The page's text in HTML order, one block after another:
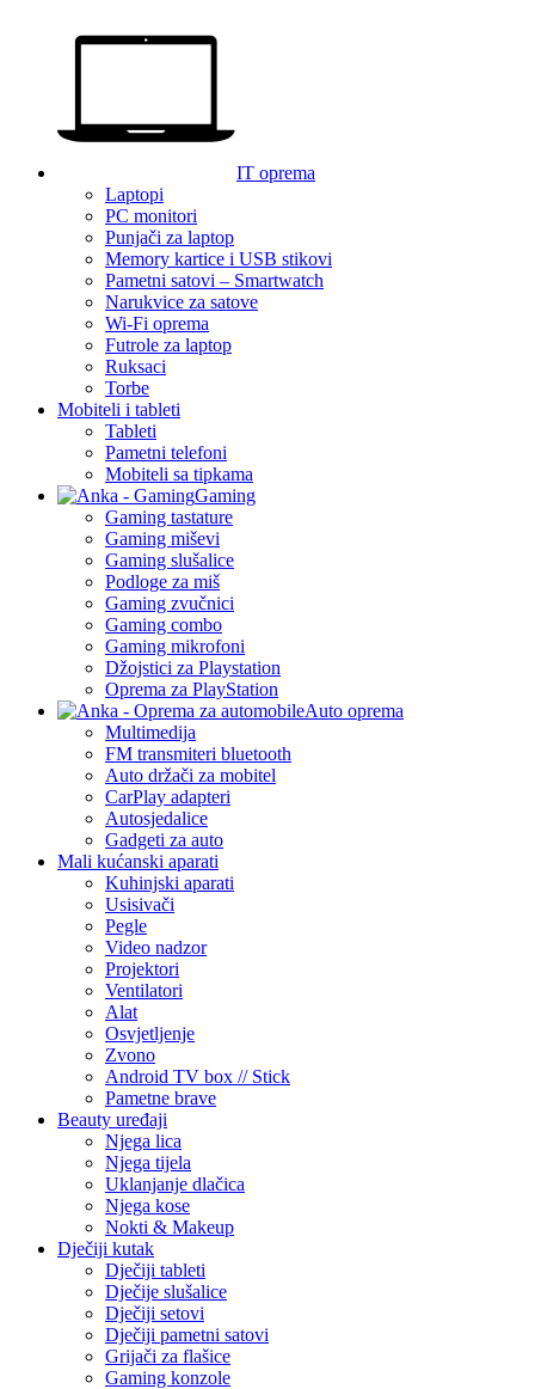
IT oprema
Laptopi
PC monitori
Punjači za laptop
Memory kartice i USB stikovi
Pametni satovi – Smartwatch
Narukvice za satove
Wi-Fi oprema
Futrole za laptop
Ruksaci
Torbe
Mobiteli i tableti
Tableti
Pametni telefoni
Mobiteli sa tipkama
Gaming
Gaming tastature
Gaming miševi
Gaming slušalice
Podloge za miš
Gaming zvučnici
Gaming combo
Gaming mikrofoni
Džojstici za Playstation
Oprema za PlayStation
Auto oprema
Multimedija
FM transmiteri bluetooth
Auto držači za mobitel
CarPlay adapteri
Autosjedalice
Gadgeti za auto
Mali kućanski aparati
Kuhinjski aparati
Usisivači
Pegle
Video nadzor
Projektori
Ventilatori
Alat
Osvjetljenje
Zvono
Android TV box // Stick
Pametne brave
Beauty uređaji
Njega lica
Njega tijela
Uklanjanje dlačica
Njega kose
Nokti & Makeup
Dječiji kutak
Dječiji tableti
Dječije slušalice
Dječiji setovi
Dječiji pametni satovi
Grijači za flašice
Gaming konzole